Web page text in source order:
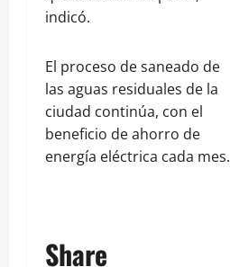
indicó.
El proceso de saneado de
las aguas residuales de la
ciudad continúa, con el
beneficio de ahorro de
energía eléctrica cada mes.
Share